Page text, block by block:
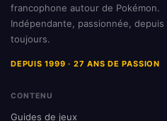
francophone autour de Pokémon.
Indépendante, passionnée, depuis
toujours.
DEPUIS 1999 · 27 ANS DE PASSION
CONTENU
Guides de jeux